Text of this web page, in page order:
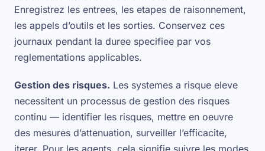
Enregistrez les entrees, les etapes de raisonnement,
les appels d’outils et les sorties. Conservez ces
journaux pendant la duree specifiee par vos
reglementations applicables.
Gestion des risques. Les systemes a risque eleve
necessitent un processus de gestion des risques
continu — identifier les risques, mettre en oeuvre
des mesures d’attenuation, surveiller l’efficacite,
iterer. Pour les agents, cela signifie suivre les modes